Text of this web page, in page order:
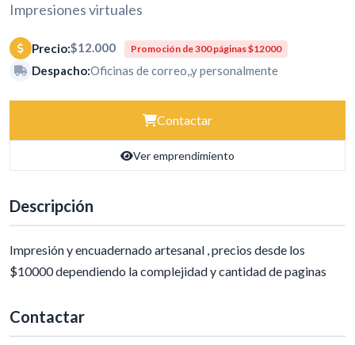
Impresiones virtuales
Precio:$12.000 Promoción de 300 páginas $12000
Despacho:Oficinas de correo,,y personalmente
Contactar
Ver emprendimiento
Descripción
Impresión y encuadernado artesanal , precios desde los
$10000 dependiendo la complejidad y cantidad de paginas
Contactar